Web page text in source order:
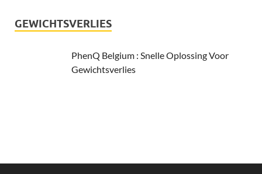
GEWICHTSVERLIES
PhenQ Belgium : Snelle Oplossing Voor
Gewichtsverlies